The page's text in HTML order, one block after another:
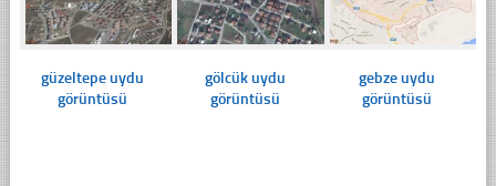
güzeltepe uydu
görüntüsü
gölcük uydu
görüntüsü
gebze uydu
görüntüsü